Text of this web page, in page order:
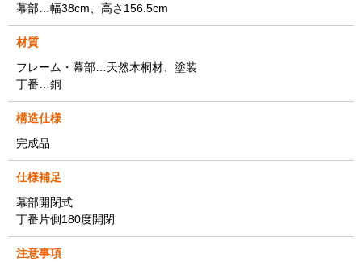
幕部…幅38cm、高さ156.5cm
材質
フレーム・幕部…天然木桐材、塗装
丁番…銅
構造仕様
完成品
仕様補足
幕部開閉式
丁番片側180度開閉
注意事項